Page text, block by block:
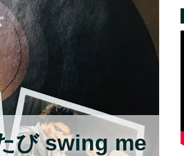
び swing me